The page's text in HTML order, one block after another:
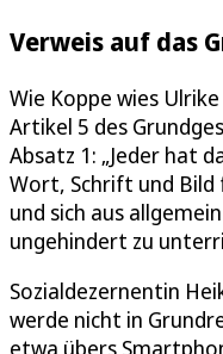
Verweis auf das
Wie Koppe wies
Artikel 5 des
Absatz 1: „Jeder hat
Wort, Schrift und Bild
und sich aus
ungehindert zu
Sozialdezernentin
werde nicht in
etwa übers